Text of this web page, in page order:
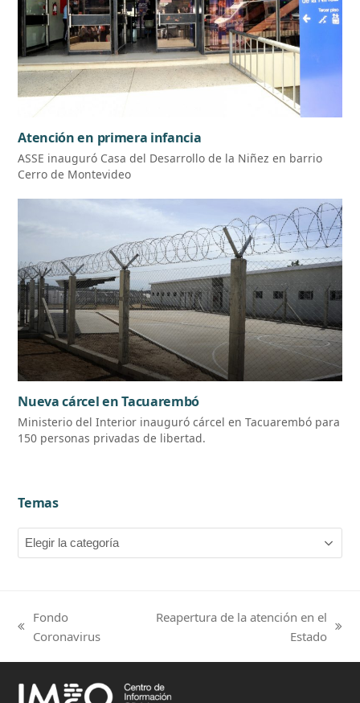
Atención en primera infancia
ASSE inauguró Casa del Desarrollo de la Niñez en barrio
Cerro de Montevideo
Nueva cárcel en Tacuarembó
Ministerio del Interior inauguró cárcel en Tacuarembó para
150 personas privadas de libertad.
Temas
Temas
previous
Fondo
Coronavirus
Reapertura de la atención en el
Estado